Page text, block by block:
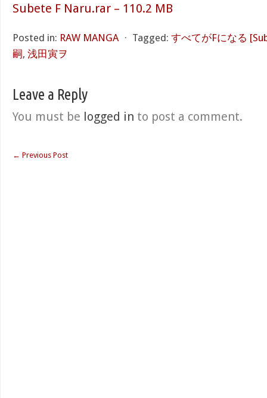
Subete F Naru.rar – 110.2 MB
Posted in: RAW MANGA ⋅ Tagged: すべてがFになる
嗣, 浅田寅ヲ
Leave a Reply
You must be logged in to post a comment.
← Previous Post